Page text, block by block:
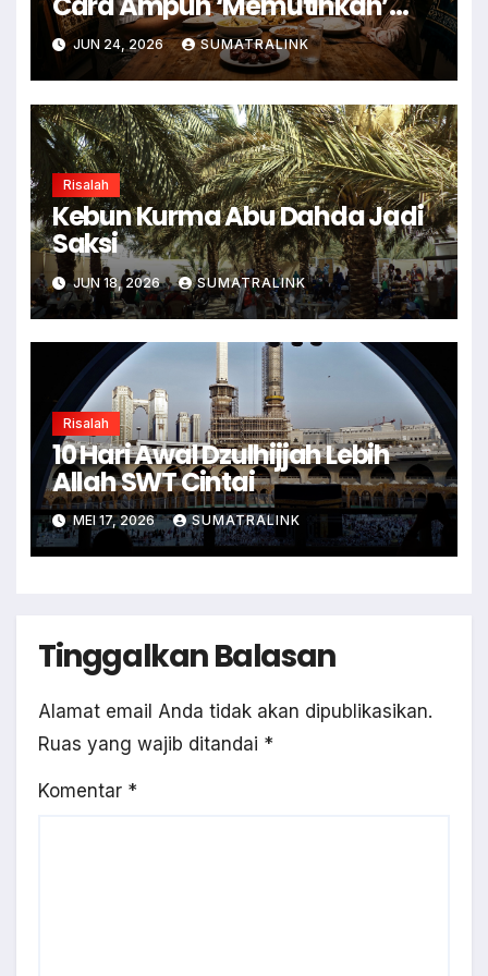
Dosa
JUN 24, 2026 SUMATRALINK
Risalah
Kebun Kurma Abu Dahda Jadi
Saksi
JUN 18, 2026 SUMATRALINK
Risalah
10 Hari Awal Dzulhijjah Lebih
Allah SWT Cintai
MEI 17, 2026 SUMATRALINK
Tinggalkan Balasan
Alamat email Anda tidak akan dipublikasikan.
Ruas yang wajib ditandai *
Komentar *